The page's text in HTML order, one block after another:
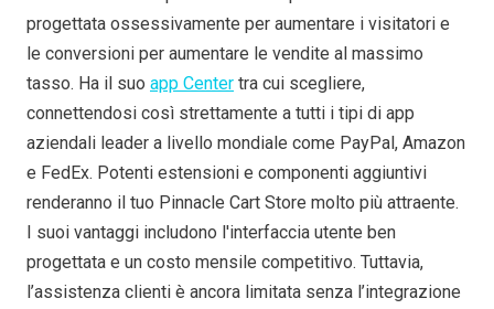
progettata ossessivamente per aumentare i visitatori e
le conversioni per aumentare le vendite al massimo
tasso. Ha il suo app Center tra cui scegliere,
connettendosi così strettamente a tutti i tipi di app
aziendali leader a livello mondiale come PayPal, Amazon
e FedEx. Potenti estensioni e componenti aggiuntivi
renderanno il tuo Pinnacle Cart Store molto più attraente.
I suoi vantaggi includono l'interfaccia utente ben
progettata e un costo mensile competitivo. Tuttavia,
l’assistenza clienti è ancora limitata senza l’integrazione